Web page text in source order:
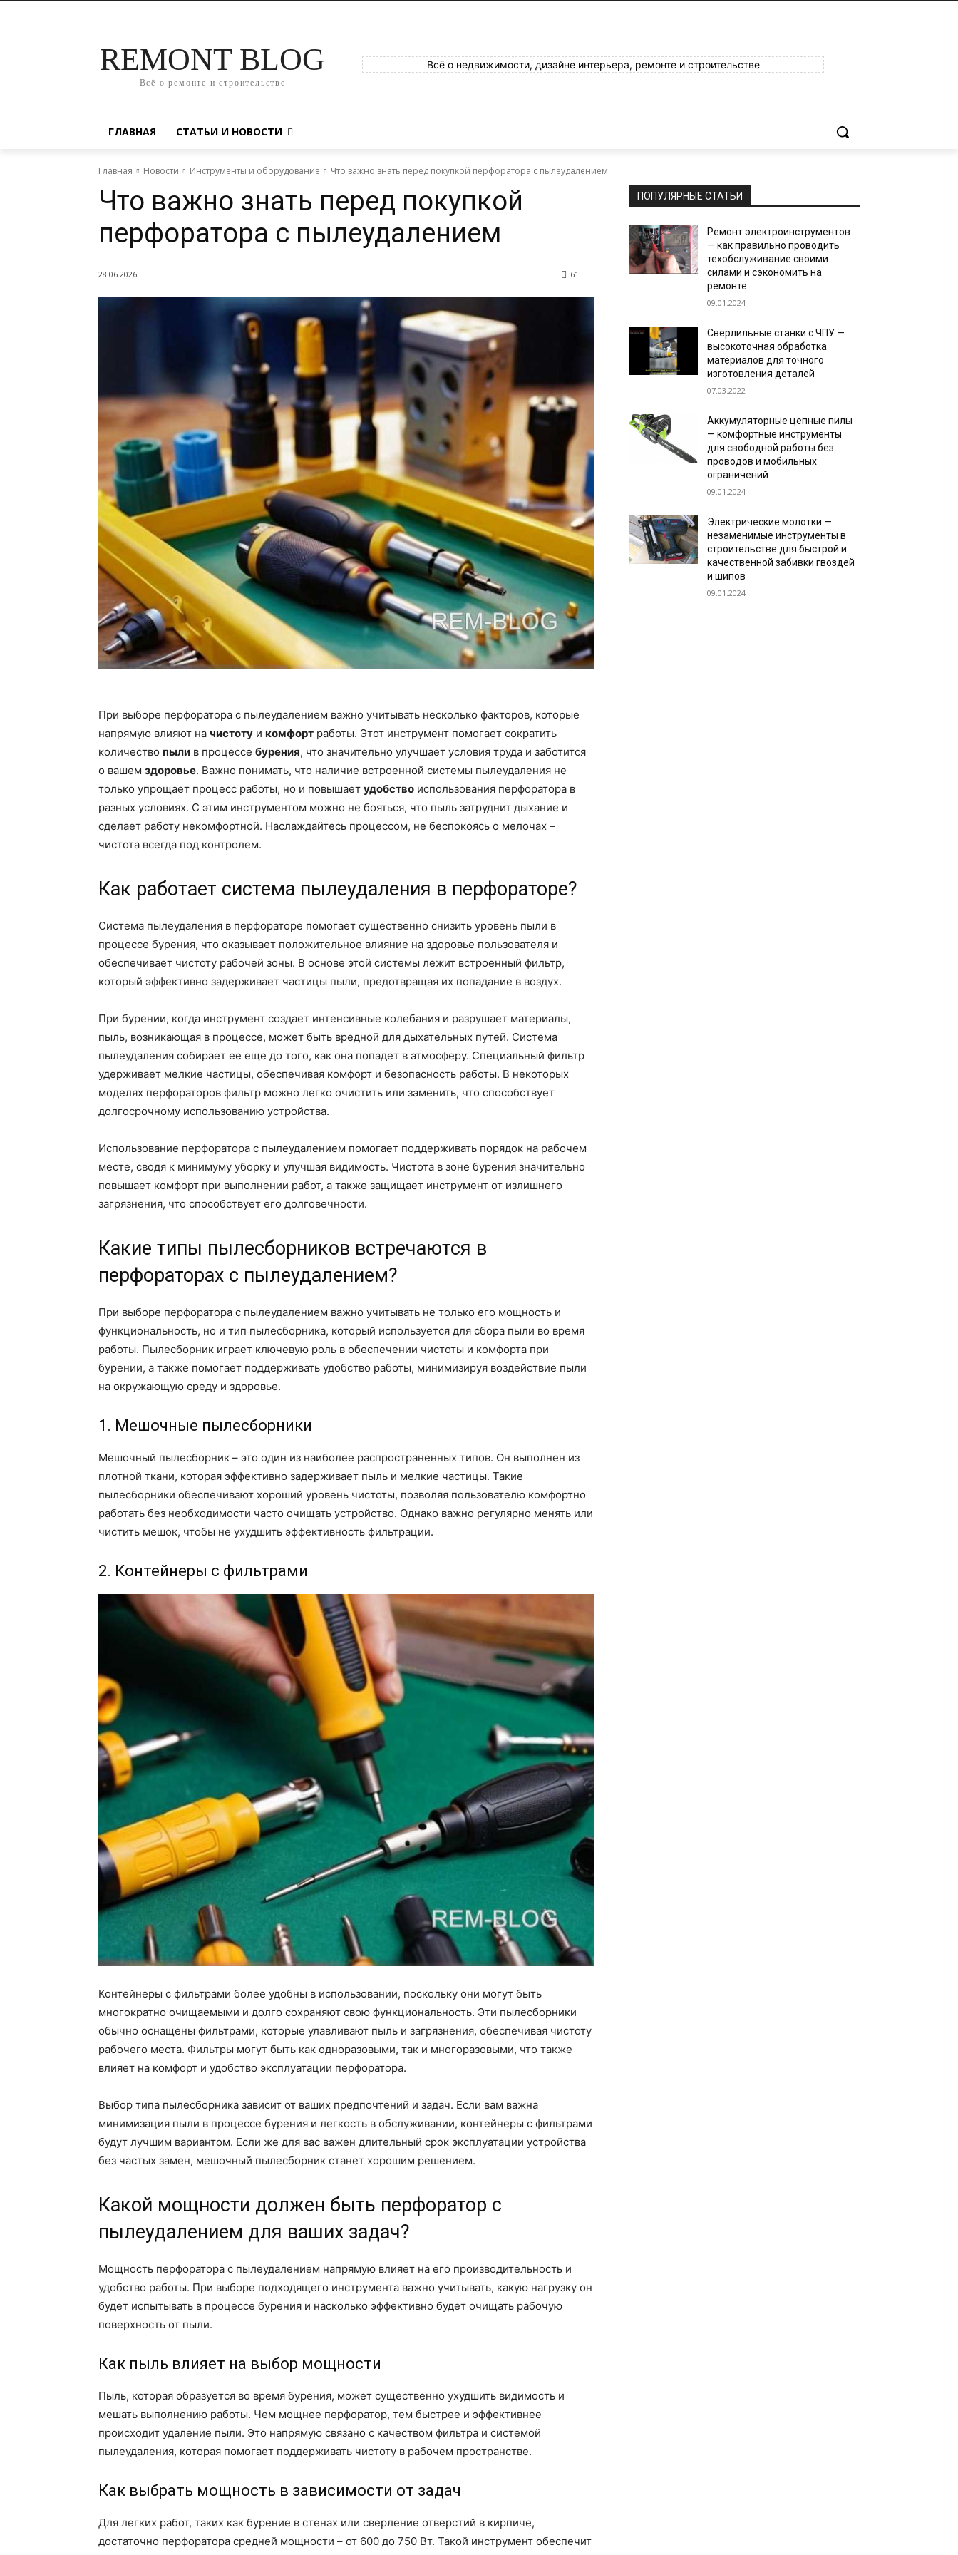
REMONT BLOG
Всё о ремонте и строительстве
Всё о недвижимости, дизайне интерьера, ремонте и строительстве
ГЛАВНАЯ СТАТЬИ И НОВОСТИ
Главная Новости Инструменты и оборудование Что важно знать перед покупкой перфоратора с пылеудалением
Что важно знать перед покупкой
перфоратора с пылеудалением
28.06.2026 61
При выборе перфоратора с пылеудалением важно учитывать несколько факторов, которые
напрямую влияют на чистоту и комфорт работы. Этот инструмент помогает сократить
количество пыли в процессе бурения, что значительно улучшает условия труда и заботится
о вашем здоровье. Важно понимать, что наличие встроенной системы пылеудаления не
только упрощает процесс работы, но и повышает удобство использования перфоратора в
разных условиях. С этим инструментом можно не бояться, что пыль затруднит дыхание и
сделает работу некомфортной. Наслаждайтесь процессом, не беспокоясь о мелочах –
чистота всегда под контролем.
Как работает система пылеудаления в перфораторе?
Система пылеудаления в перфораторе помогает существенно снизить уровень пыли в
процессе бурения, что оказывает положительное влияние на здоровье пользователя и
обеспечивает чистоту рабочей зоны. В основе этой системы лежит встроенный фильтр,
который эффективно задерживает частицы пыли, предотвращая их попадание в воздух.
При бурении, когда инструмент создает интенсивные колебания и разрушает материалы,
пыль, возникающая в процессе, может быть вредной для дыхательных путей. Система
пылеудаления собирает ее еще до того, как она попадет в атмосферу. Специальный фильтр
удерживает мелкие частицы, обеспечивая комфорт и безопасность работы. В некоторых
моделях перфораторов фильтр можно легко очистить или заменить, что способствует
долгосрочному использованию устройства.
Использование перфоратора с пылеудалением помогает поддерживать порядок на рабочем
месте, сводя к минимуму уборку и улучшая видимость. Чистота в зоне бурения значительно
повышает комфорт при выполнении работ, а также защищает инструмент от излишнего
загрязнения, что способствует его долговечности.
Какие типы пылесборников встречаются в
перфораторах с пылеудалением?
При выборе перфоратора с пылеудалением важно учитывать не только его мощность и
функциональность, но и тип пылесборника, который используется для сбора пыли во время
работы. Пылесборник играет ключевую роль в обеспечении чистоты и комфорта при
бурении, а также помогает поддерживать удобство работы, минимизируя воздействие пыли
на окружающую среду и здоровье.
1. Мешочные пылесборники
Мешочный пылесборник – это один из наиболее распространенных типов. Он выполнен из
плотной ткани, которая эффективно задерживает пыль и мелкие частицы. Такие
пылесборники обеспечивают хороший уровень чистоты, позволяя пользователю комфортно
работать без необходимости часто очищать устройство. Однако важно регулярно менять или
чистить мешок, чтобы не ухудшить эффективность фильтрации.
2. Контейнеры с фильтрами
Контейнеры с фильтрами более удобны в использовании, поскольку они могут быть
многократно очищаемыми и долго сохраняют свою функциональность. Эти пылесборники
обычно оснащены фильтрами, которые улавливают пыль и загрязнения, обеспечивая чистоту
рабочего места. Фильтры могут быть как одноразовыми, так и многоразовыми, что также
влияет на комфорт и удобство эксплуатации перфоратора.
Выбор типа пылесборника зависит от ваших предпочтений и задач. Если вам важна
минимизация пыли в процессе бурения и легкость в обслуживании, контейнеры с фильтрами
будут лучшим вариантом. Если же для вас важен длительный срок эксплуатации устройства
без частых замен, мешочный пылесборник станет хорошим решением.
Какой мощности должен быть перфоратор с
пылеудалением для ваших задач?
Мощность перфоратора с пылеудалением напрямую влияет на его производительность и
удобство работы. При выборе подходящего инструмента важно учитывать, какую нагрузку он
будет испытывать в процессе бурения и насколько эффективно будет очищать рабочую
поверхность от пыли.
Как пыль влияет на выбор мощности
Пыль, которая образуется во время бурения, может существенно ухудшить видимость и
мешать выполнению работы. Чем мощнее перфоратор, тем быстрее и эффективнее
происходит удаление пыли. Это напрямую связано с качеством фильтра и системой
пылеудаления, которая помогает поддерживать чистоту в рабочем пространстве.
Как выбрать мощность в зависимости от задач
Для легких работ, таких как бурение в стенах или сверление отверстий в кирпиче,
достаточно перфоратора средней мощности – от 600 до 750 Вт. Такой инструмент обеспечит
ПОПУЛЯРНЫЕ СТАТЬИ
Ремонт электроинструментов
— как правильно проводить
техобслуживание своими
силами и сэкономить на
ремонте
09.01.2024
Сверлильные станки с ЧПУ —
высокоточная обработка
материалов для точного
изготовления деталей
07.03.2022
Аккумуляторные цепные пилы
— комфортные инструменты
для свободной работы без
проводов и мобильных
ограничений
09.01.2024
Электрические молотки —
незаменимые инструменты в
строительстве для быстрой и
качественной забивки гвоздей
и шипов
09.01.2024